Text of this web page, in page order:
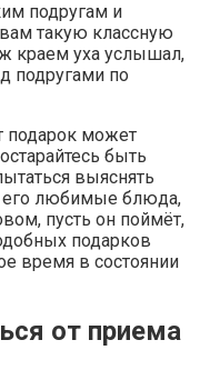
подругам и
такую классную
краем уха услышал,
подругами по
подарок может
быть
выяснять
его любимые блюда,
пусть он поймёт,
подарков
время в состоянии
от приема